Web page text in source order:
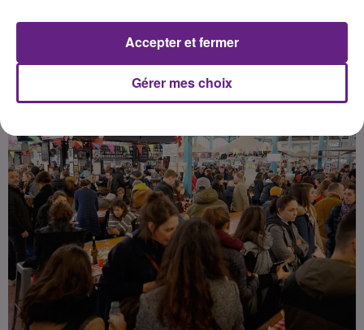
Publié : 4 octobre 2023 à 9h20 par la rédaction
Gérer mes choix
Accepter et fermer